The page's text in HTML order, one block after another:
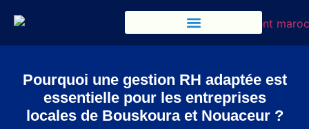
Pourquoi une gestion RH adaptée est
essentielle pour les entreprises
locales de Bouskoura et Nouaceur ?